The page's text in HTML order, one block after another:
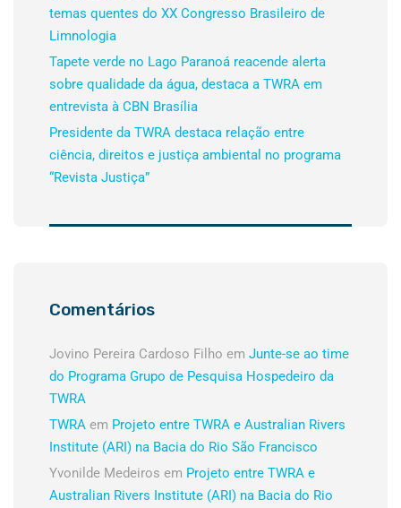
temas quentes do XX Congresso Brasileiro de
Limnologia
Tapete verde no Lago Paranoá reacende alerta
sobre qualidade da água, destaca a TWRA em
entrevista à CBN Brasília
Presidente da TWRA destaca relação entre
ciência, direitos e justiça ambiental no programa
“Revista Justiça”
Comentários
Jovino Pereira Cardoso Filho em Junte-se ao time
do Programa Grupo de Pesquisa Hospedeiro da
TWRA
TWRA em Projeto entre TWRA e Australian Rivers
Institute (ARI) na Bacia do Rio São Francisco
Yvonilde Medeiros em Projeto entre TWRA e
Australian Rivers Institute (ARI) na Bacia do Rio